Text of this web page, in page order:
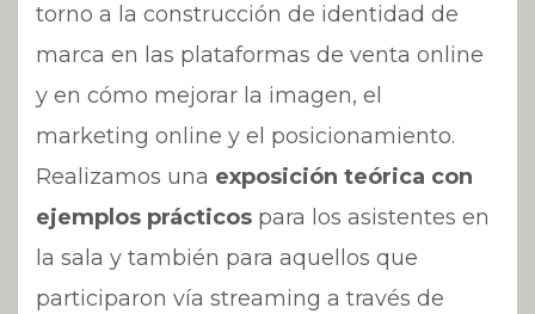
torno a la construcción de identidad de
marca en las plataformas de venta online
y en cómo mejorar la imagen, el
marketing online y el posicionamiento.
Realizamos una exposición teórica con
ejemplos prácticos para los asistentes en
la sala y también para aquellos que
participaron vía streaming a través de